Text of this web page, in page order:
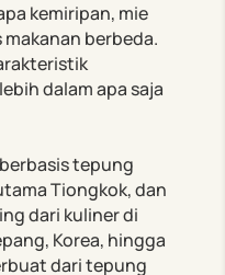
kemiripan, mie
berbeda.
dalam apa saja
tepung
Tiongkok, dan
dari kuliner di
Korea, hingga
dari tepung